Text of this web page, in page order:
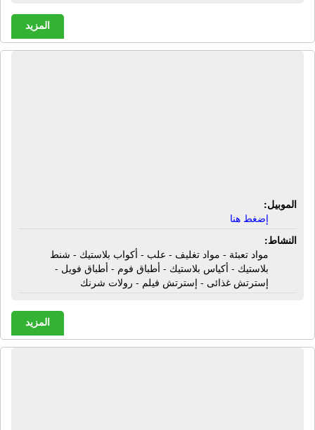
المزيد
الموبيل:
إضغط هنا
النشاط:
مواد تعبئة - مواد تغليف - علب - أكواب بلاستيك - شنط
بلاستيك - أكياس بلاستيك - أطباق فوم - أطباق فويل -
إسترتش غذائى - إسترتش فيلم - رولات شرنك
المزيد